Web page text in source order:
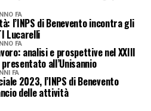
FA
l’INPS di Benevento incontra gli
Lucarelli
FA
analisi e prospettive nel XXIII
all’Unisannio
FA
2023, l’INPS di Benevento
delle attività